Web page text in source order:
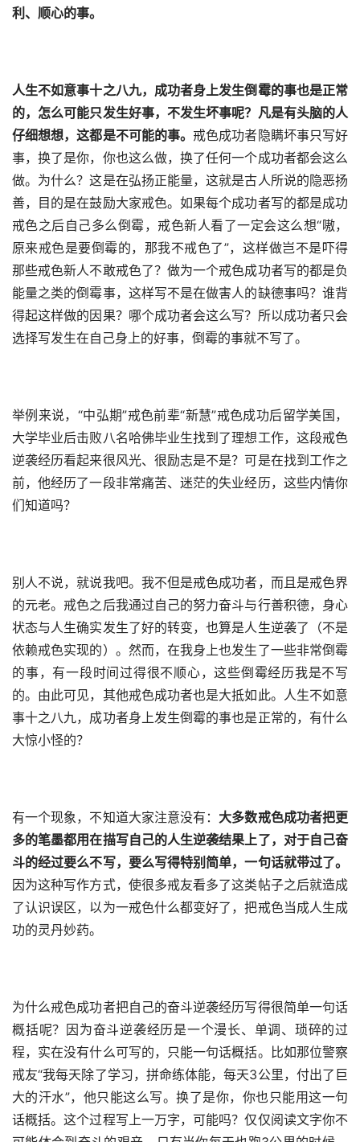
利、顺心的事。
人生不如意事十之八九，成功者身上发生倒霉的事也是正常
的，怎么可能只发生好事，不发生坏事呢？凡是有头脑的人
仔细想想，这都是不可能的事。 戒色成功者隐瞒坏事只写好
事，换了是你，你也这么做，换了任何一个成功者都会这么
做。为什么？这是在弘扬正能量，这就是古人所说的隐恶扬
善，目的是在鼓励大家戒色。如果每个成功者写的都是成功
戒色之后自己多么倒霉，戒色新人看了一定会这么想“嗷，
原来戒色是要倒霉的，那我不戒色了”，这样做岂不是吓得
那些戒色新人不敢戒色了？做为一个戒色成功者写的都是负
能量之类的倒霉事，这样写不是在做害人的缺德事吗？谁背
得起这样做的因果？哪个成功者会这么写？所以成功者只会
选择写发生在自己身上的好事，倒霉的事就不写了。
举例来说，“中弘期”戒色前辈“新慧”戒色成功后留学美国，
大学毕业后击败八名哈佛毕业生找到了理想工作，这段戒色
逆袭经历看起来很风光、很励志是不是？可是在找到工作之
前，他经历了一段非常痛苦、迷茫的失业经历，这些内情你
们知道吗？
别人不说，就说我吧。我不但是戒色成功者，而且是戒色界
的元老。戒色之后我通过自己的努力奋斗与行善积德，身心
状态与人生确实发生了好的转变，也算是人生逆袭了（不是
依赖戒色实现的）。然而，在我身上也发生了一些非常倒霉
的事，有一段时间过得很不顺心，这些倒霉经历我是不写
的。由此可见，其他戒色成功者也是大抵如此。人生不如意
事十之八九，成功者身上发生倒霉的事也是正常的，有什么
大惊小怪的？
有一个现象，不知道大家注意没有： 大多数戒色成功者把更
多的笔墨都用在描写自己的人生逆袭结果上了，对于自己奋
斗的经过要么不写，要么写得特别简单，一句话就带过了。
因为这种写作方式，使很多戒友看多了这类帖子之后就造成
了认识误区，以为一戒色什么都变好了，把戒色当成人生成
功的灵丹妙药。
为什么戒色成功者把自己的奋斗逆袭经历写得很简单一句话
概括呢？因为奋斗逆袭经历是一个漫长、单调、琐碎的过
程，实在没有什么可写的，只能一句话概括。比如那位警察
戒友“我每天除了学习，拼命练体能，每天3公里，付出了巨
大的汗水”，他只能这么写。换了是你，你也只能用这一句
话概括。这个过程写上一万字，可能吗？仅仅阅读文字你不